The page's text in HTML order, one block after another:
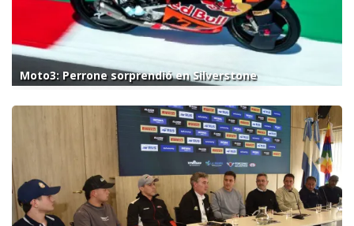
Moto3: Perrone sorprendió en Silverstone